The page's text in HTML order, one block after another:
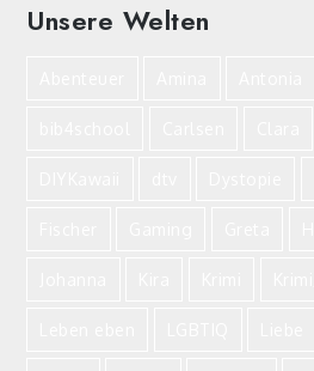
Unsere Welten